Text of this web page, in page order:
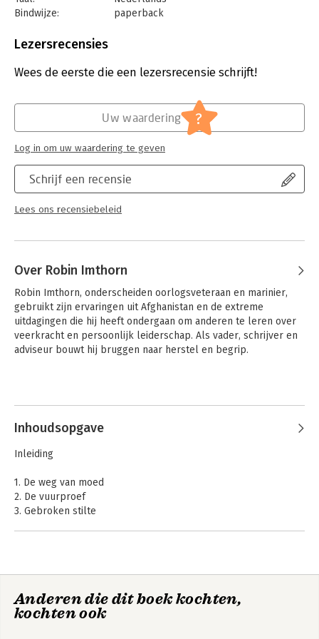
Bindwijze:
paperback
Uitgever:
Verschijningsdatum:
14-1-2025
Lezersrecensies
Wees de eerste die een lezersrecensie schrijft!
Schrijf een recensie
Lees ons recensiebeleid
Uw waardering ?
Log in om uw waardering te geven
Over Robin Imthorn
Robin Imthorn, onderscheiden oorlogsveteraan en marinier,
gebruikt zijn ervaringen uit Afghanistan en de extreme
uitdagingen die hij heeft ondergaan om anderen te leren over
veerkracht en persoonlijk leiderschap. Als vader, schrijver en
adviseur bouwt hij bruggen naar herstel en begrip.
Inhoudsopgave
Inleiding
1. De weg van moed
2. De vuurproef
3. Gebroken stilte
9. Bevroren dromen
10. Levensvuur
Anderen die dit boek kochten,
kochten ook